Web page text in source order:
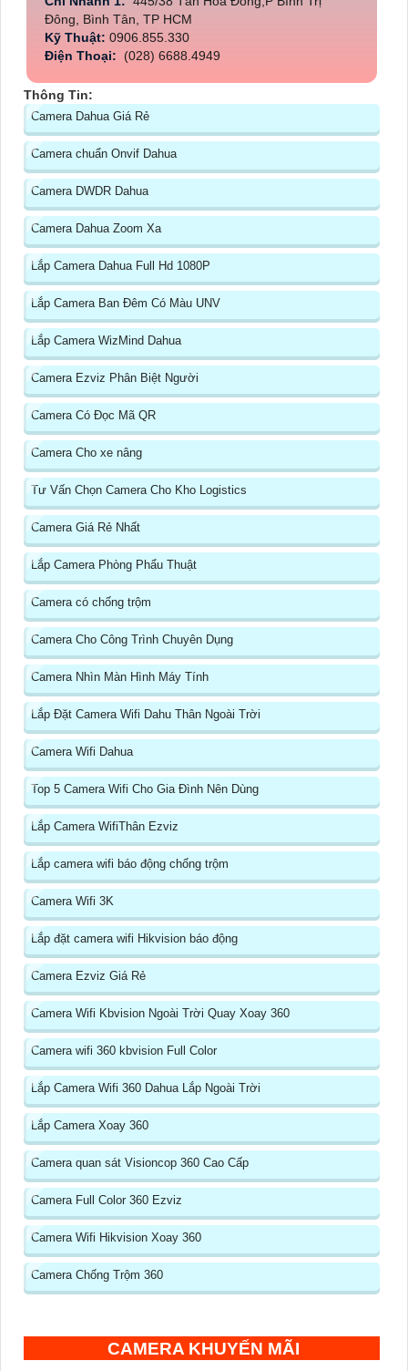
Đông, Bình Tân, TP HCM
Kỹ Thuật: 0906.855.330
Điện Thoại: (028) 6688.4949
Thông Tin:
Camera Dahua Giá Rẻ
Camera chuẩn Onvif Dahua
Camera DWDR Dahua
Camera Dahua Zoom Xa
Lắp Camera Dahua Full Hd 1080P
Lắp Camera Ban Đêm Có Màu UNV
Lắp Camera WizMind Dahua
Camera Ezviz Phân Biệt Người
Camera Có Đọc Mã QR
Camera Cho xe nâng
Tư Vấn Chọn Camera Cho Kho Logistics
Camera Giá Rẻ Nhất
Lắp Camera Phòng Phẩu Thuật
Camera có chống trộm
Camera Cho Công Trình Chuyên Dụng
Camera Nhìn Màn Hình Máy Tính
Lắp Đặt Camera Wifi Dahu Thân Ngoài Trời
Camera Wifi Dahua
Top 5 Camera Wifi Cho Gia Đình Nên Dùng
Lắp Camera WifiThân Ezviz
Lắp camera wifi báo động chống trộm
Camera Wifi 3K
Lắp đặt camera wifi Hikvision báo động
Camera Ezviz Giá Rẻ
Camera Wifi Kbvision Ngoài Trời Quay Xoay 360
Camera wifi 360 kbvision Full Color
Lắp Camera Wifi 360 Dahua Lắp Ngoài Trời
Lắp Camera Xoay 360
Camera quan sát Visioncop 360 Cao Cấp
Camera Full Color 360 Ezviz
Camera Wifi Hikvision Xoay 360
Camera Chống Trộm 360
CAMERA KHUYẾN MÃI